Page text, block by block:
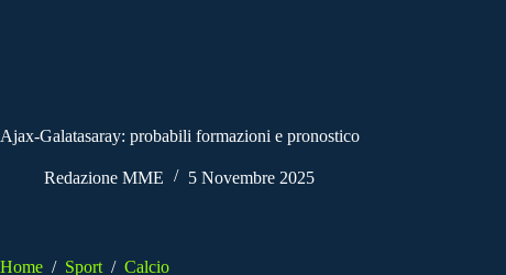
Ajax-Galatasaray: probabili formazioni e pronostico
Redazione MME 5 Novembre 2025
Home / Sport / Calcio